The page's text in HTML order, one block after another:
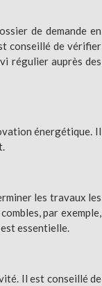
de demande en
conseillé de vérifier
régulier auprès des
énergétique. Il
les travaux les
par exemple,
essentielle.
Il est conseillé de